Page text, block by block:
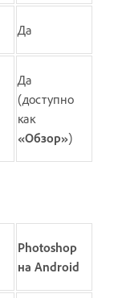
Да
Да
(доступно
как
«Обзор»)
Photoshop
на Android